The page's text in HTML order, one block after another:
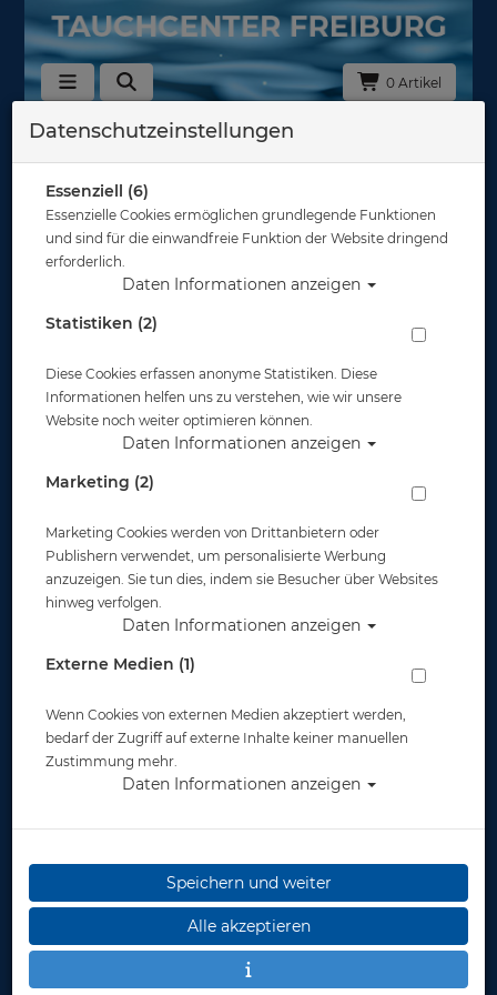
0 Artikel
Beco Beermann
In dieser Ansicht sind keine Produkte verfügbar
Gut abgesichert?
Informationen
Zahlungsmöglichkeiten
Widerruf
* inkl. MwSt.zzgl. Versandkosten
Datenschutzeinstellungen
Essenziell (6)
Essenzielle Cookies ermöglichen grundlegende Funktionen
und sind für die einwandfreie Funktion der Website dringend
erforderlich.
Daten Informationen anzeigen
Statistiken (2)
Diese Cookies erfassen anonyme Statistiken. Diese
Informationen helfen uns zu verstehen, wie wir unsere
Website noch weiter optimieren können.
Daten Informationen anzeigen
Marketing (2)
Marketing Cookies werden von Drittanbietern oder
Publishern verwendet, um personalisierte Werbung
anzuzeigen. Sie tun dies, indem sie Besucher über Websites
hinweg verfolgen.
Daten Informationen anzeigen
Externe Medien (1)
Wenn Cookies von externen Medien akzeptiert werden,
bedarf der Zugriff auf externe Inhalte keiner manuellen
Zustimmung mehr.
Daten Informationen anzeigen
Speichern und weiter
Alle akzeptieren